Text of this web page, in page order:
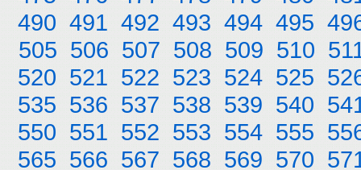
490 491 492 493 494 495
505 506 507 508 509 510
520 521 522 523 524 525
535 536 537 538 539 540
550 551 552 553 554 555
565 566 567 568 569 570